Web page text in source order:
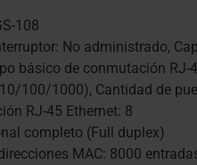
108
No administrado,
básico de conmutación RJ-
100/1000), Cantidad de
RJ-45 Ethernet: 8
completo (Full duplex)
MAC: 8000